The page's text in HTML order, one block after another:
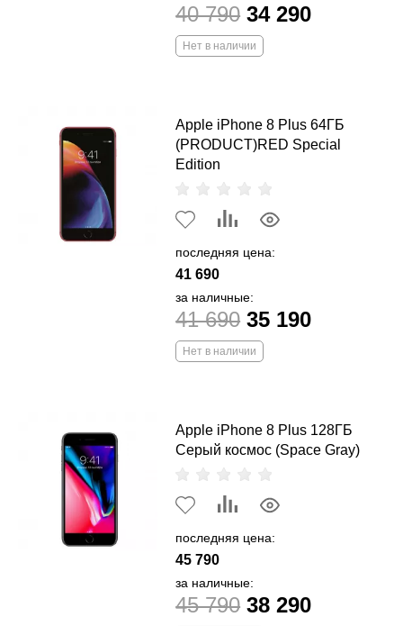
40 790 34 290
Нет в наличии
Apple iPhone 8 Plus 64ГБ
(PRODUCT)RED Special
Edition
последняя цена:
41 690
за наличные:
41 690 35 190
Нет в наличии
Apple iPhone 8 Plus 128ГБ
Серый космос (Space Gray)
последняя цена:
45 790
за наличные:
45 790 38 290